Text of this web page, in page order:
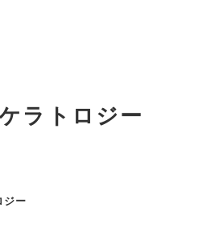
ラトロジー
ジー